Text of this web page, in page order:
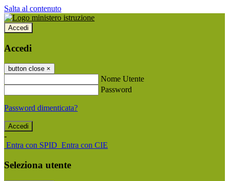
Salta al contenuto
Accedi
Accedi
button close ×
Nome Utente
Password
Password dimenticata?
-
Entra con SPID Entra con CIE
Seleziona utente